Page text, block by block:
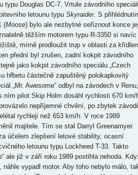
typu Douglas DC-7. Vrtule závodního
letounu typu Skyraider. S
(Moose) bylo ale nezbytné seříznout konce
těžším motorem typu R-3350 si navíc
mírně prodloužit trup v oblasti za
přední byl zrušen, zadní kokpit závodního
jako kokpit závodního speciálu „Czech
hřbetu částečně zapuštěný polokapkovitý
„Mr. Awesome“ odbyl na závodech v Renu,
ním pilot Skip Holm dosáhl rychlosti 670 km/
nepříjemné chvění, po zbytek
rychleji než 653 km/h. V roce 1989
majitele. Tím se stal Darryl Greenamyer.
účelem zlepšení letové stability, ocasní
letounu typu Lockheed T-33. Takto
ale již v září roku 1989 postihla nehoda.
vypadl motor. Aby toho nebylo málo,